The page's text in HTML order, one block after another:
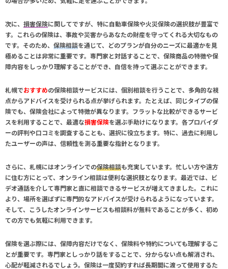
次に、 損害保険に関してですが、特に自動車保険や火災保険の選択肢が豊富で
す。これらの保険は、事故や災害からあなたの財産を守ってくれる大切なもの
です。そのため、 保険相談を通じて、どのプランが自分のニーズに最適かを見
極めることは非常に重要です。専門家と対話することで、保険商品の特徴や保
障内容をしっかり理解することができ、自信を持って選ぶことができます。
札幌でおすすめの保険相談サービスには、個別相談を行うことで、多角的な視
点からアドバイスを受けられる点が挙げられます。たとえば、同じタイプの保
険でも、保険会社によって特徴が異なります。フラットな比較ができるサービ
スを利用することで、最適な損害保険を選ぶ手助けになります。各プロバイダ
ーの評判や口コミを調査することも、選択に役立ちます。特に、過去に利用し
たユーザーの声は、信頼性を測る重要な指針となります。
さらに、札幌にはオンラインでの保険相談も充実しています。忙しい方や遠方
に住む方にとって、オンライン相談は便利な選択肢となります。最近では、ビ
デオ通話を介して専門家と直に相談できるサービスが増えてきました。これに
より、場所を選ばずに専門的なアドバイスが受けられるようになっています。
そして、こうしたオンラインサービスも相談料が無料であることが多く、初め
ての方でも気軽に利用できます。
保険を選ぶ際には、保障内容だけでなく、保険料や特約についても理解するこ
とが重要です。専門家としっかり話をすることで、分からない点も解消され、
心配が軽減されるでしょう。保険は一度契約すれば長期間に渡って使用するた